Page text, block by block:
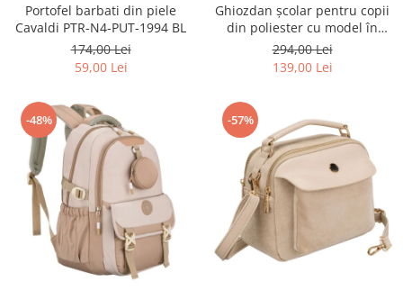
Portofel barbati din piele
Cavaldi PTR-N4-PUT-1994 BL
174,00 Lei
59,00 Lei
Ghiozdan școlar pentru copii
din poliester cu model în
formă de inimă - Peterson
PTR-PTN BIEDRONKA G54
294,00 Lei
139,00 Lei
-48% -57%